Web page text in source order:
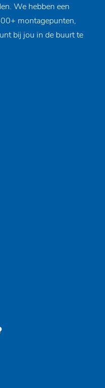
We hebben een
montagepunten,
bij jou in de buurt te